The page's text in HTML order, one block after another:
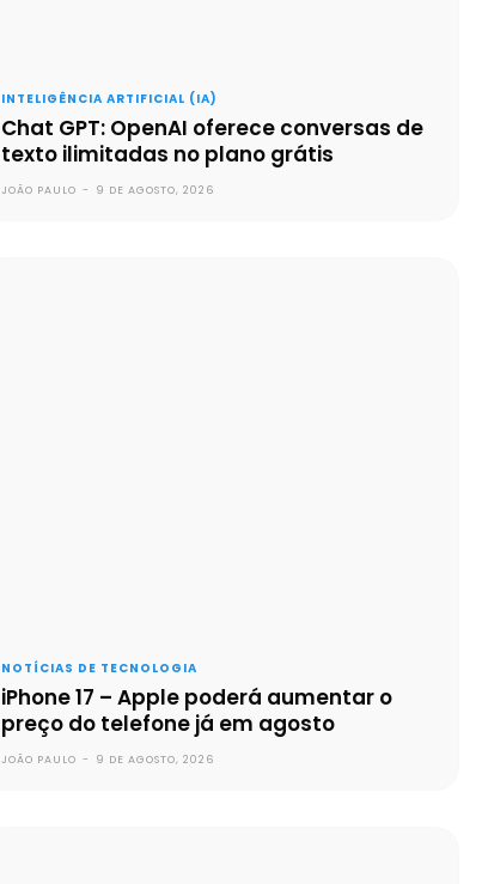
INTELIGÊNCIA ARTIFICIAL (IA)
Chat GPT: OpenAI oferece conversas de
texto ilimitadas no plano grátis
JOÃO PAULO - 9 DE AGOSTO, 2026
NOTÍCIAS DE TECNOLOGIA
iPhone 17 – Apple poderá aumentar o
preço do telefone já em agosto
JOÃO PAULO - 9 DE AGOSTO, 2026